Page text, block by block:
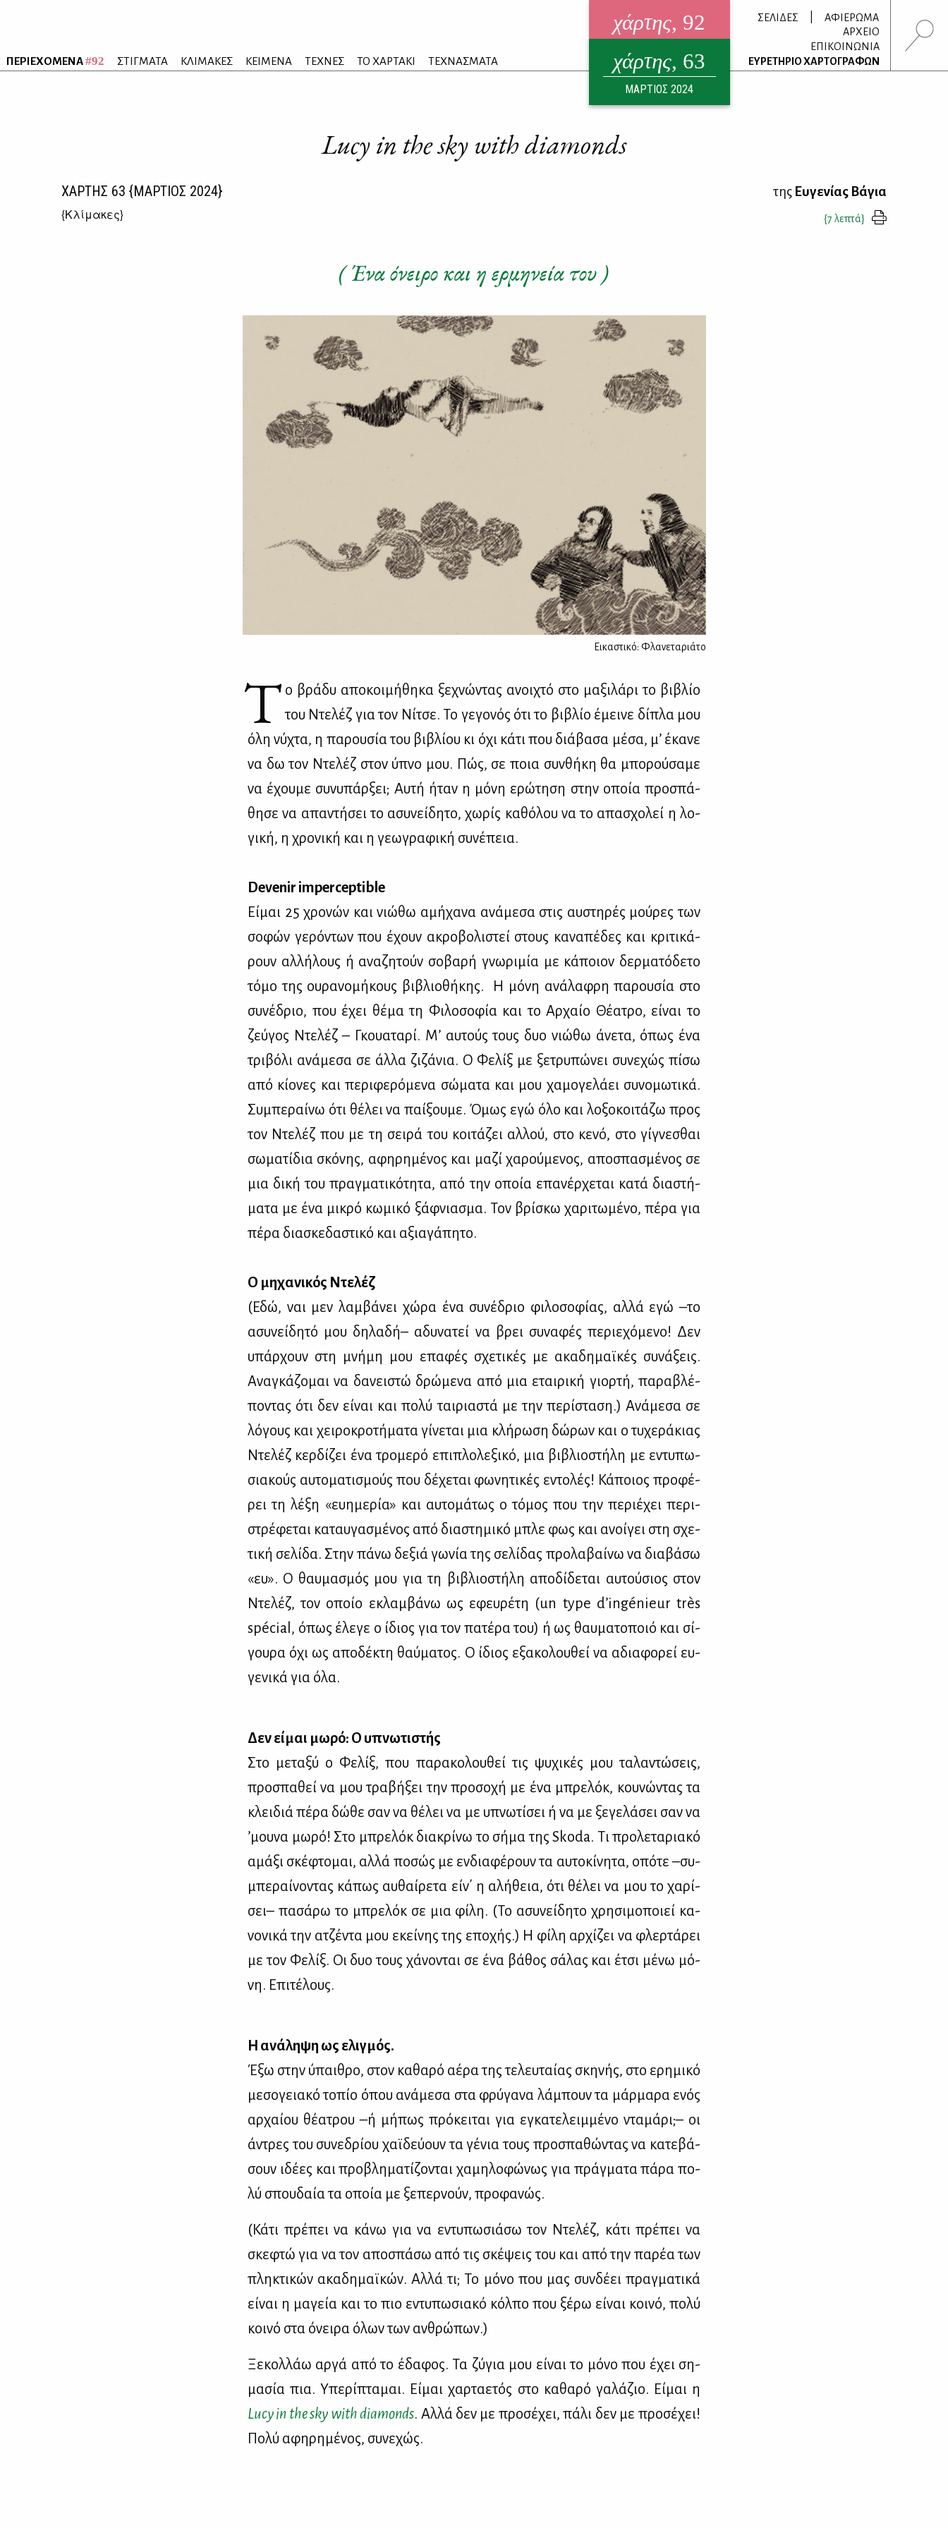
ΠΕΡΙΕΧΟΜΕΝΑ#92 ΣΤΙΓΜΑΤΑ ΚΛΙΜΑΚΕΣ ΚΕΙΜΕΝΑ ΤΕΧΝΕΣ ΤΟ ΧΑΡΤΑΚΙ ΤΕΧΝΑΣΜΑΤΑ
χάρτης, 92
ηλεκτρονικό περιοδικό
ΑΥΓΟΥΣΤΟΣ 2026
χάρτης, 63
ΜΑΡΤΙΟΣ 2024
ΣΕΛΙΔΕΣ
ΑΦΙΕΡΩΜΑ
ΑΡΧΕΙΟ
ΕΠΙΚΟΙΝΩΝΙΑ
ΕΥΡΕΤΗΡΙΟ ΧΑΡΤΟΓΡΑΦΩΝ
Lucy in the sky with diamonds
ΧΑΡΤΗΣ 63 {ΜΑΡΤΙΟΣ 2024}
{Κλίμακες}
της Ευγενίας Βάγια
{7 λεπτά}
( Ένα όνειρο και η ερμηνεία του )
Εικαστικό: Φλανεταριάτο
Τ ο βρά­δυ απο­κοι­μή­θη­κα ξε­χνώ­ντας ανοι­χτό στο μα­ξι­λά­ρι το βι­βλίο
του Ντε­λέζ για τον Νί­τσε. Το γε­γο­νός ότι το βι­βλίο έμει­νε δί­πλα μου
όλη νύ­χτα, η πα­ρου­σία του βι­βλί­ου κι όχι κά­τι που διά­βα­σα μέ­σα, μ’ έκα­νε
να δω τον Ντε­λέζ στον ύπνο μου. Πώς, σε ποια συν­θή­κη θα μπο­ρού­σα­με
να έχου­με συ­νυ­πάρ­ξει; Αυ­τή ήταν η μό­νη ερώ­τη­ση στην οποία προ­σπά­
θη­σε να απα­ντή­σει το ασυ­νεί­δη­το, χω­ρίς κα­θό­λου να το απα­σχο­λεί η λο­
γι­κή, η χρο­νι­κή και η γε­ω­γρα­φι­κή συ­νέ­πεια.
Devenir imperceptible
Εί­μαι 25 χρο­νών και νιώ­θω αμή­χα­να ανά­με­σα στις αυ­στη­ρές μού­ρες των
σο­φών γε­ρό­ντων που έχουν ακρο­βο­λι­στεί στους κα­να­πέ­δες και κρι­τι­κά­
ρουν αλ­λή­λους ή ανα­ζη­τούν σο­βα­ρή γνω­ρι­μία με κά­ποιον δερ­μα­τό­δε­το
τό­μο της ου­ρα­νο­μή­κους βι­βλιο­θή­κης. Η μό­νη ανά­λα­φρη πα­ρου­σία στο
συ­νέ­δριο, που έχει θέ­μα τη Φι­λο­σο­φία και το Αρ­χαίο Θέ­α­τρο, εί­ναι το
ζεύ­γος Ντε­λέζ – Γκουα­τα­ρί. Μ’ αυ­τούς τους δυο νιώ­θω άνε­τα, όπως ένα
τρι­βό­λι ανά­με­σα σε άλ­λα ζι­ζά­νια. Ο Φε­λίξ με ξε­τρυ­πώ­νει συ­νε­χώς πί­σω
από κί­ο­νες και πε­ρι­φε­ρό­με­να σώ­μα­τα και μου χα­μο­γε­λά­ει συ­νο­μω­τι­κά.
Συ­μπε­ραί­νω ότι θέ­λει να παί­ξου­με. Όμως εγώ όλο και λο­ξο­κοι­τά­ζω προς
τον Ντε­λέζ που με τη σει­ρά του κοι­τά­ζει αλ­λού, στο κε­νό, στο γί­γνε­σθαι
σω­μα­τί­δια σκό­νης, αφη­ρη­μέ­νος και μα­ζί χα­ρού­με­νος, απο­σπα­σμέ­νος σε
μια δι­κή του πραγ­μα­τι­κό­τη­τα, από την οποία επα­νέρ­χε­ται κα­τά δια­στή­
μα­τα με ένα μι­κρό κω­μι­κό ξάφ­νια­σμα. Τον βρί­σκω χα­ρι­τω­μέ­νο, πέ­ρα για
πέ­ρα δια­σκε­δα­στι­κό και αξια­γά­πη­το.
Ο μη­χα­νι­κός Ντε­λέζ
(Εδώ, ναι μεν λαμ­βά­νει χώ­ρα ένα συ­νέ­δριο φι­λο­σο­φί­ας, αλ­λά εγώ –το
ασυ­νεί­δη­τό μου δη­λα­δή– αδυ­να­τεί να βρει συ­να­φές πε­ριε­χό­με­νο! Δεν
υπάρ­χουν στη μνή­μη μου επα­φές σχε­τι­κές με ακα­δη­μαϊ­κές συ­νά­ξεις.
Ανα­γκά­ζο­μαι να δα­νει­στώ δρώ­με­να από μια εται­ρι­κή γιορ­τή, πα­ρα­βλέ­
πο­ντας ότι δεν εί­ναι και πο­λύ ται­ρια­στά με την πε­ρί­στα­ση.) Ανά­με­σα σε
λό­γους και χει­ρο­κρο­τή­μα­τα γί­νε­ται μια κλή­ρω­ση δώ­ρων και ο τυ­χε­ρά­κιας
Ντε­λέζ κερ­δί­ζει ένα τρο­με­ρό επι­πλο­λε­ξι­κό, μια βι­βλιο­στή­λη με εντυ­πω­
σια­κούς αυ­το­μα­τι­σμούς που δέ­χε­ται φω­νη­τι­κές εντο­λές! Κά­ποιος προ­φέ­
ρει τη λέ­ξη «ευ­η­με­ρία» και αυ­το­μά­τως ο τό­μος που την πε­ριέ­χει πε­ρι­
στρέ­φε­ται κα­ταυ­γα­σμέ­νος από δια­στη­μι­κό μπλε φως και ανοί­γει στη σχε­
τι­κή σε­λί­δα. Στην πά­νω δε­ξιά γω­νία της σε­λί­δας προ­λα­βαί­νω να δια­βά­σω
«ευ». Ο θαυ­μα­σμός μου για τη βι­βλιο­στή­λη απο­δί­δε­ται αυ­τού­σιος στον
Ντε­λέζ, τον οποίο εκλαμ­βά­νω ως εφευ­ρέ­τη (un type d’ingénieur très
spécial, όπως έλε­γε ο ίδιος για τον πα­τέ­ρα του) ή ως θαυ­μα­το­ποιό και σί­
γου­ρα όχι ως απο­δέ­κτη θαύ­μα­τος. Ο ίδιος εξα­κο­λου­θεί να αδια­φο­ρεί ευ­
γε­νι­κά για όλα.
Δεν εί­μαι μω­ρό: Ο υπνω­τι­στής
Στο με­τα­ξύ ο Φε­λίξ, που πα­ρα­κο­λου­θεί τις ψυ­χι­κές μου τα­λα­ντώ­σεις,
προ­σπα­θεί να μου τρα­βή­ξει την προ­σο­χή με ένα μπρε­λόκ, κου­νώ­ντας τα
κλει­διά πέ­ρα δώ­θε σαν να θέ­λει να με υπνω­τί­σει ή να με ξε­γε­λά­σει σαν να
’μου­να μω­ρό! Στο μπρε­λόκ δια­κρί­νω το σή­μα της Skoda. Τι προ­λε­τα­ρια­κό
αμά­ξι σκέ­φτο­μαι, αλ­λά πο­σώς με εν­δια­φέ­ρουν τα αυ­το­κί­νη­τα, οπό­τε –συ­
μπε­ραί­νο­ντας κά­πως αυ­θαί­ρε­τα είν΄ η αλή­θεια, ότι θέ­λει να μου το χα­ρί­
σει– πα­σά­ρω το μπρε­λόκ σε μια φί­λη. (Το ασυ­νεί­δη­το χρη­σι­μο­ποιεί κα­
νο­νι­κά την ατζέ­ντα μου εκεί­νης της επο­χής.) Η φί­λη αρ­χί­ζει να φλερ­τά­ρει
με τον Φε­λίξ. Οι δυο τους χά­νο­νται σε ένα βά­θος σά­λας και έτσι μέ­νω μό­
νη. Επι­τέ­λους.
Η ανά­λη­ψη ως ελιγ­μός.
Έξω στην ύπαι­θρο, στον κα­θα­ρό αέ­ρα της τε­λευ­ταί­ας σκη­νής, στο ερη­μι­κό
με­σο­γεια­κό το­πίο όπου ανά­με­σα στα φρύ­γα­να λά­μπουν τα μάρ­μα­ρα ενός
αρ­χαί­ου θέ­α­τρου –ή μή­πως πρό­κει­ται για εγκα­τε­λειμ­μέ­νο ντα­μά­ρι;– οι
άντρες του συ­νε­δρί­ου χαϊ­δεύ­ουν τα γέ­νια τους προ­σπα­θώ­ντας να κα­τε­βά­
σουν ιδέ­ες και προ­βλη­μα­τί­ζο­νται χα­μη­λο­φώ­νως για πράγ­μα­τα πά­ρα πο­
λύ σπου­δαία τα οποία με ξε­περ­νούν, προ­φα­νώς.
(Κά­τι πρέ­πει να κά­νω για να εντυ­πω­σιά­σω τον Ντε­λέζ, κά­τι πρέ­πει να
σκε­φτώ για να τον απο­σπά­σω από τις σκέ­ψεις του και από την πα­ρέα των
πλη­κτι­κών ακα­δη­μαϊ­κών. Αλ­λά τι; Το μό­νο που μας συν­δέ­ει πραγ­μα­τι­κά
εί­ναι η μα­γεία και το πιο εντυ­πω­σια­κό κόλ­πο που ξέ­ρω εί­ναι κοι­νό, πο­λύ
κοι­νό στα όνει­ρα όλων των αν­θρώ­πων.)
Ξε­κολ­λάω αρ­γά από το έδα­φος. Τα ζύ­για μου εί­ναι το μό­νο που έχει ση­
μα­σία πια. Υπε­ρί­πτα­μαι. Εί­μαι χαρ­τα­ε­τός στο κα­θα­ρό γα­λά­ζιο. Εί­μαι η
Lucy in the sky with diamonds. Αλ­λά δεν με προ­σέ­χει, πά­λι δεν με προ­σέ­χει!
Πο­λύ αφη­ρη­μέ­νος, συ­νε­χώς.